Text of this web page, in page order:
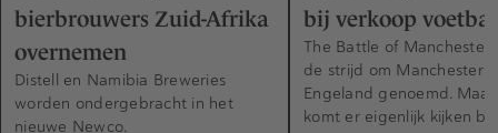
bierbrouwers Zuid-Afrika
overnemen
Distell en Namibia Breweries
worden ondergebracht in het
nieuwe Newco.
bij verkoop
The Battle of
de strijd om Manchester
Engeland genoemd.
komt er eigenlijk kijken bij